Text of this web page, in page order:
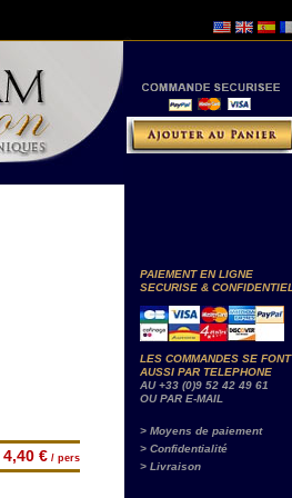
4,40 € / pers
PAIEMENT EN LIGNE
SECURISE & CONFIDENTIEL
LES COMMANDES SE FONT
AUSSI PAR TELEPHONE
AU +33 (0)9 52 42 49 61
OU PAR E-MAIL
> Moyens de paiement
> Confidentialité
> Livraison